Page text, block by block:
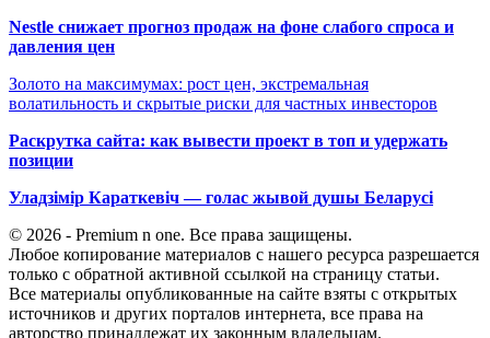
Nestle снижает прогноз продаж на фоне слабого спроса и
давления цен
Золото на максимумах: рост цен, экстремальная
волатильность и скрытые риски для частных инвесторов
Раскрутка сайта: как вывести проект в топ и удержать
позиции
Уладзімір Караткевіч — голас жывой душы Беларусі
© 2026 - Premium n one. Все права защищены.
Любое копирование материалов с нашего ресурса разрешается
только с обратной активной ссылкой на страницу статьи.
Все материалы опубликованные на сайте взяты с открытых
источников и других порталов интернета, все права на
авторство принадлежат их законным владельцам.